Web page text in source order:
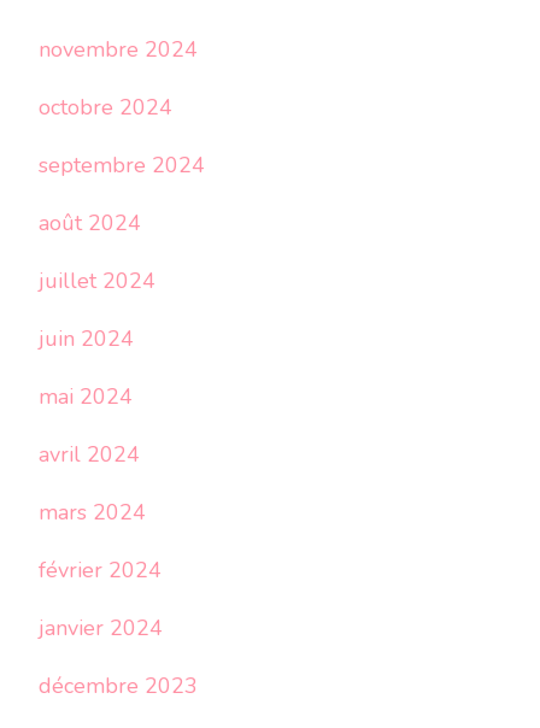
novembre 2024
octobre 2024
septembre 2024
août 2024
juillet 2024
juin 2024
mai 2024
avril 2024
mars 2024
février 2024
janvier 2024
décembre 2023